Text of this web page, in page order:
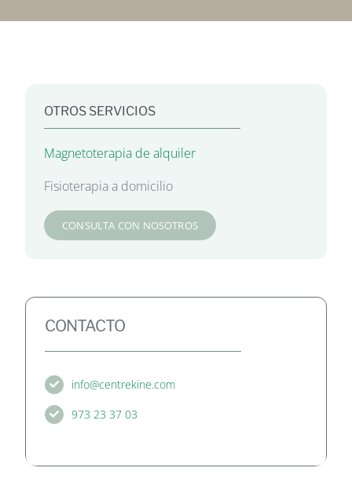
OTROS SERVICIOS
Magnetoterapia de alquiler
Fisioterapia a domicilio
CONSULTA CON NOSOTROS
CONTACTO
info@centrekine.com
973 23 37 03